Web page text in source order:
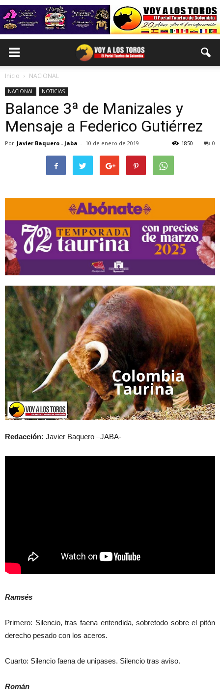
Inicio NACIONAL
NACIONAL NOTICIAS
Balance 3ª de Manizales y
Mensaje a Federico Gutiérrez
Por Javier Baquero - Jaba - 10 de enero de 2019 0
1850
Redacción: Javier Baquero –JABA-
Ramsés
Primero: Silencio, tras faena entendida, sobretodo sobre el pitón
derecho pesado con los aceros.
Cuarto: Silencio faena de unipases. Silencio tras aviso.
Román